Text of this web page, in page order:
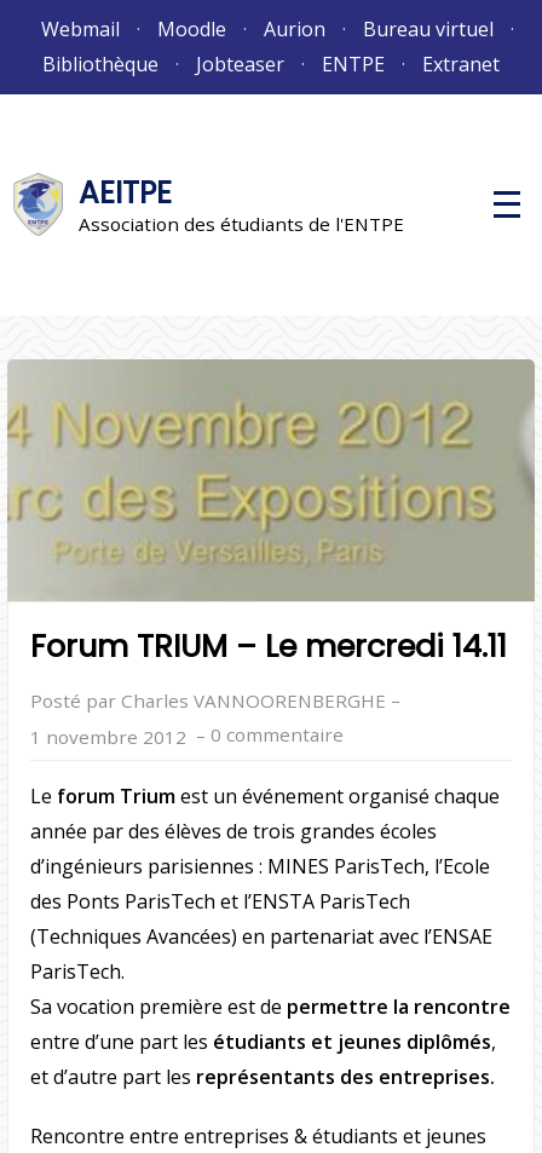
Webmail Moodle Aurion
Bureau virtuel
Bibliothèque
Jobteaser ENTPE Extranet
AEITPE
Association des étudiants de l'ENTPE
M
e
c
Forum TRIUM – Le mercredi 14.11
Posté par Charles VANNOORENBERGHE –
1 novembre 2012 – 0 commentaire
Le forum Triumest un événement organisé chaque
année par des élèves de trois grandes écoles
d’ingénieurs parisiennes : MINES ParisTech, l’Ecole
des Ponts ParisTech et l’ENSTA ParisTech
(Techniques Avancées) en partenariat avec l’ENSAE
ParisTech.
Sa vocation première est de permettre la rencontre
entre d’une part les étudiants et jeunes diplômés,
et d’autre part les représentants des entreprises.
Rencontre entre entreprises & étudiants et jeunes